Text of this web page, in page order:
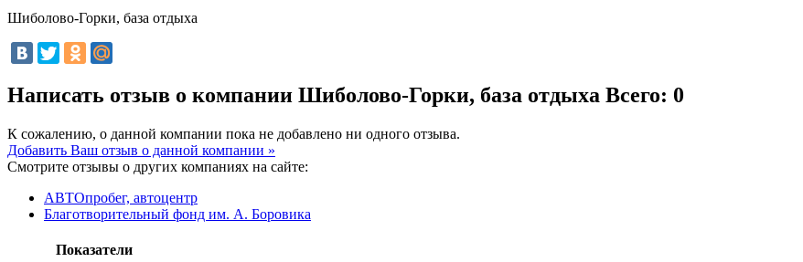
Шиболово-Горки, база отдыха
Написать отзыв о компании Шиболово-Горки, база отдыха Всего: 0
К сожалению, о данной компании пока не добавлено ни одного отзыва.
Добавить Ваш отзыв о данной компании »
Смотрите отзывы о других компаниях на сайте:
АВТОпробег, автоцентр
Благотворительный фонд им. А. Боровика
Показатели